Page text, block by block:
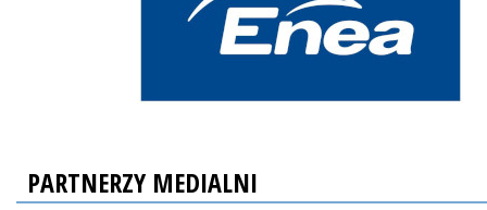
PARTNERZY MEDIALNI